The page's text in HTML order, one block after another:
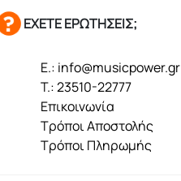
ΕΧΕΤΕ ΕΡΩΤΗΣΕΙΣ;
E.: info@musicpower.gr
T.: 23510-22777
Επικοινωνία
Τρόποι Αποστολής
Τρόποι Πληρωμής